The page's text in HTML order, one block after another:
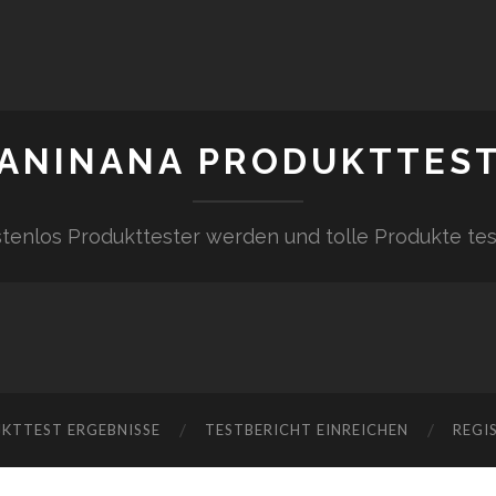
Produkttester werden und tolle Produkte
ERGEBNISSE TESTBERICHT EINREICHEN